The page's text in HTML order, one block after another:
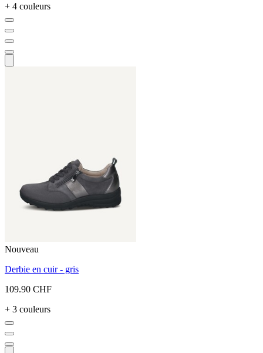
+ 4 couleurs
Nouveau
Derbie en cuir - gris
109.90 CHF
+ 3 couleurs